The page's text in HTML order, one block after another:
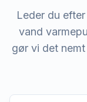
Leder du
vand
gør vi det